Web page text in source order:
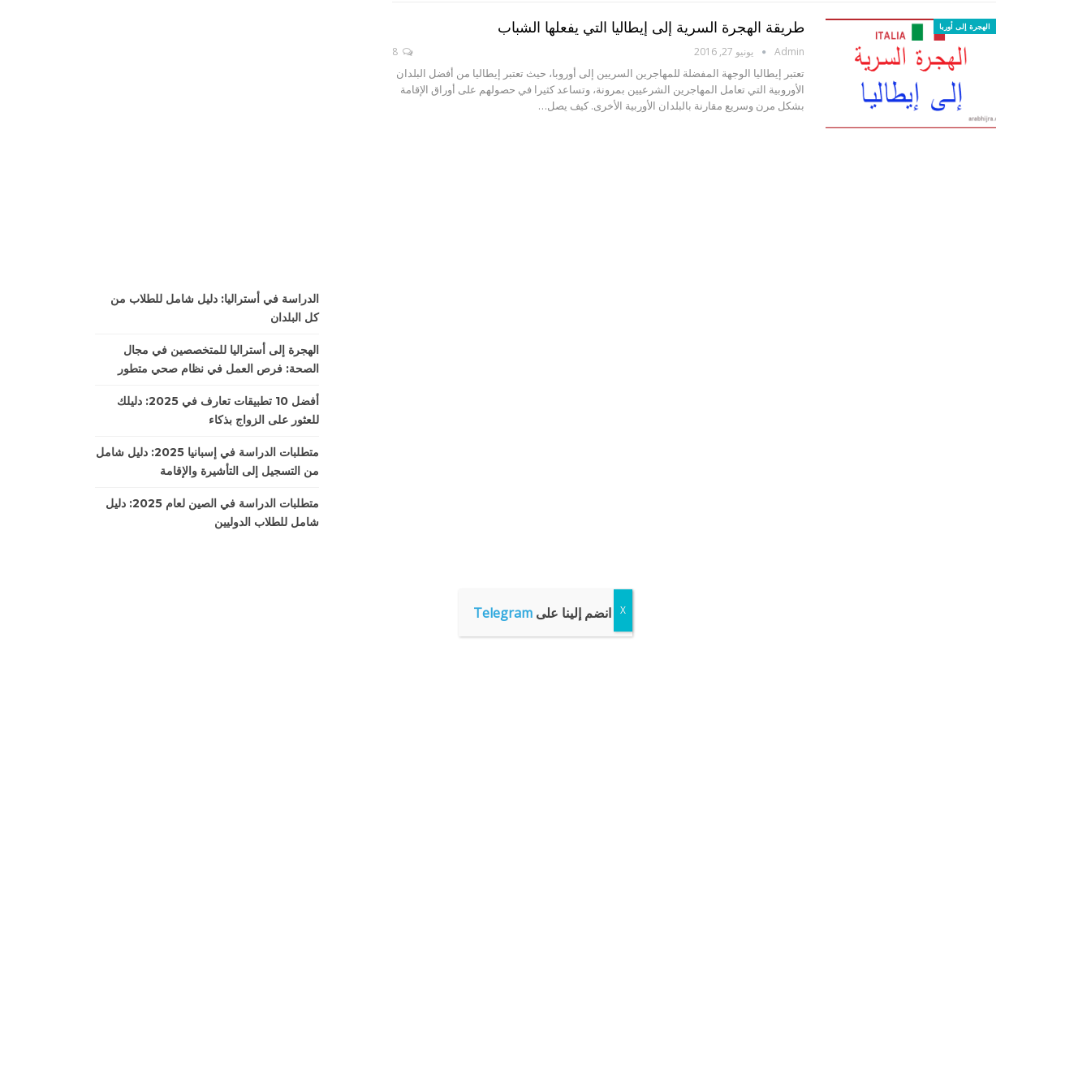
الهجرة إلى أوربا طريقة الهجرة السرية إلى إيطاليا التي يفعلها الشباب
Admin يونيو 27, 2016 8
تعتبر إيطاليا الوجهة المفضلة للمهاجرين السريين إلى أوروبا، حيث تعتبر إيطاليا من أفضل البلدان
الأوروبية التي تعامل المهاجرين الشرعيين بمرونة، وتساعد كثيرا في حصولهم على أوراق الإقامة
بشكل مرن وسريع مقارنة بالبلدان الأوربية الأخرى. كيف يصل…
الدراسة في أستراليا: دليل شامل للطلاب من
كل البلدان
الهجرة إلى أستراليا للمتخصصين في مجال
الصحة: فرص العمل في نظام صحي متطور
أفضل 10 تطبيقات تعارف في 2025: دليلك
للعثور على الزواج بذكاء
متطلبات الدراسة في إسبانيا 2025: دليل شامل
من التسجيل إلى التأشيرة والإقامة
متطلبات الدراسة في الصين لعام 2025: دليل
شامل للطلاب الدوليين
انضم إلينا على Telegram